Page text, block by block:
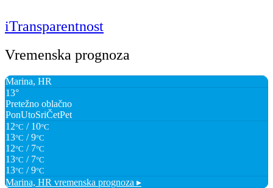
iTransparentnost
Vremenska prognoza
Marina, HR
13°
Pretežno oblačno
PonUtoSriČetPet
12°C / 10°C
13°C / 9°C
12°C / 7°C
13°C / 7°C
13°C / 9°C
Marina, HR vremenska prognoza ▸